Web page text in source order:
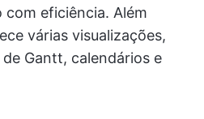
eficiência. Além
várias visualizações,
Gantt, calendários e